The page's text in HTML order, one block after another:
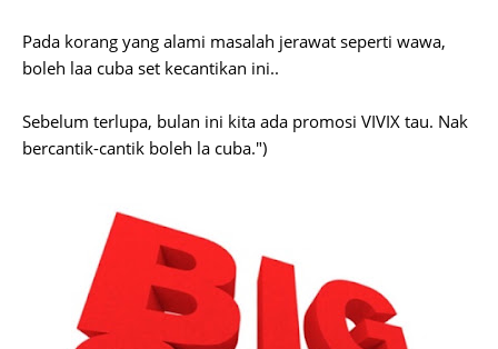
Pada korang yang alami masalah jerawat seperti wawa,
boleh laa cuba set kecantikan ini..
Sebelum terlupa, bulan ini kita ada promosi VIVIX tau. Nak
bercantik-cantik boleh la cuba.")